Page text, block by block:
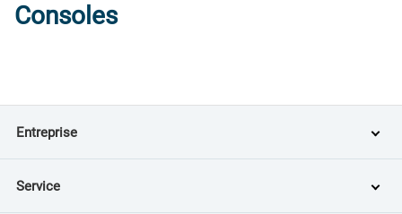
Consoles
Entreprise
Service